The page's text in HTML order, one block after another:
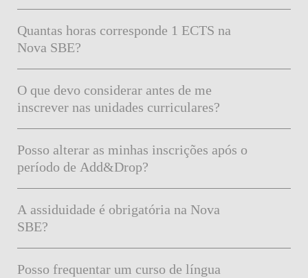
Quantas horas corresponde 1 ECTS na
Nova SBE?
O que devo considerar antes de me
inscrever nas unidades curriculares?
Posso alterar as minhas inscrições após o
período de Add&Drop?
A assiduidade é obrigatória na Nova
SBE?
Posso frequentar um curso de língua